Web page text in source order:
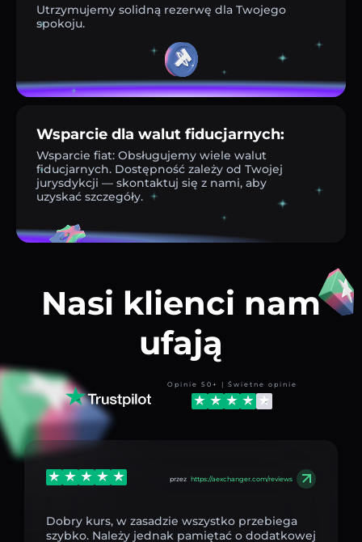
Utrzymujemy solidną rezerwę dla Twojego
spokoju.
Wsparcie dla walut fiducjarnych:
Wsparcie fiat: Obsługujemy wiele walut
fiducjarnych. Dostępność zależy od Twojej
jurysdykcji — skontaktuj się z nami, aby
uzyskać szczegóły.
Nasi klienci nam
ufają
Opinie 50+ | Świetne opinie
przez https://aexchanger.com/reviews
Dobry kurs, w zasadzie wszystko przebiega
szybko. Należy jednak pamiętać o dodatkowej